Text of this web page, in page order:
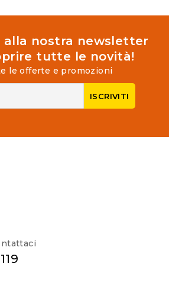
alla nostra newsletter
tutte le novità!
le offerte e promozioni